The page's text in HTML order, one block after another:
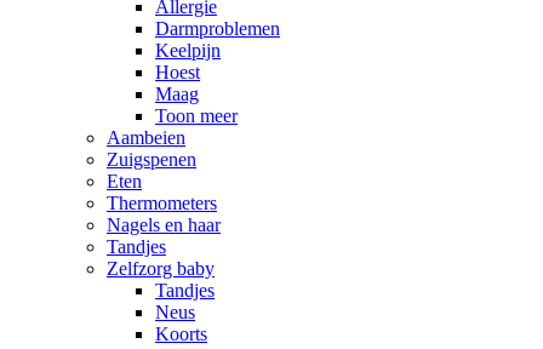
Allergie
Darmproblemen
Keelpijn
Hoest
Maag
Toon meer
Aambeien
Zuigspenen
Eten
Thermometers
Nagels en haar
Tandjes
Zelfzorg baby
Tandjes
Neus
Koorts